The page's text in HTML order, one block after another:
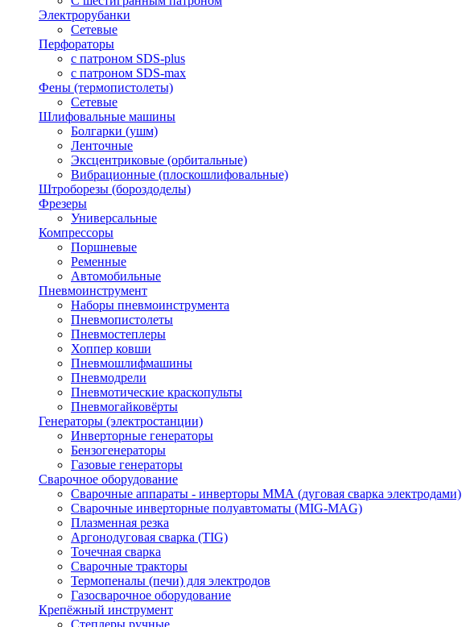
Электрорубанки
Сетевые
Перфораторы
с патроном SDS-plus
с патроном SDS-max
Фены (термопистолеты)
Сетевые
Шлифовальные машины
Болгарки (ушм)
Ленточные
Эксцентриковые (орбитальные)
Вибрационные (плоскошлифовальные)
Штроборезы (бороздоделы)
Фрезеры
Универсальные
Компрессоры
Поршневые
Ременные
Автомобильные
Пневмоинструмент
Наборы пневмоинструмента
Пневмопистолеты
Пневмостеплеры
Хоппер ковши
Пневмошлифмашины
Пневмодрели
Пневмотические краскопульты
Пневмогайковёрты
Генераторы (электростанции)
Инверторные генераторы
Бензогенераторы
Газовые генераторы
Сварочное оборудование
Сварочные аппараты - инверторы ММА (дуговая сварка электродами)
Сварочные инверторные полуавтоматы (MIG-MAG)
Плазменная резка
Аргонодуговая сварка (TIG)
Точечная сварка
Сварочные тракторы
Термопеналы (печи) для электродов
Газосварочное оборудование
Крепёжный инструмент
Степлеры ручные